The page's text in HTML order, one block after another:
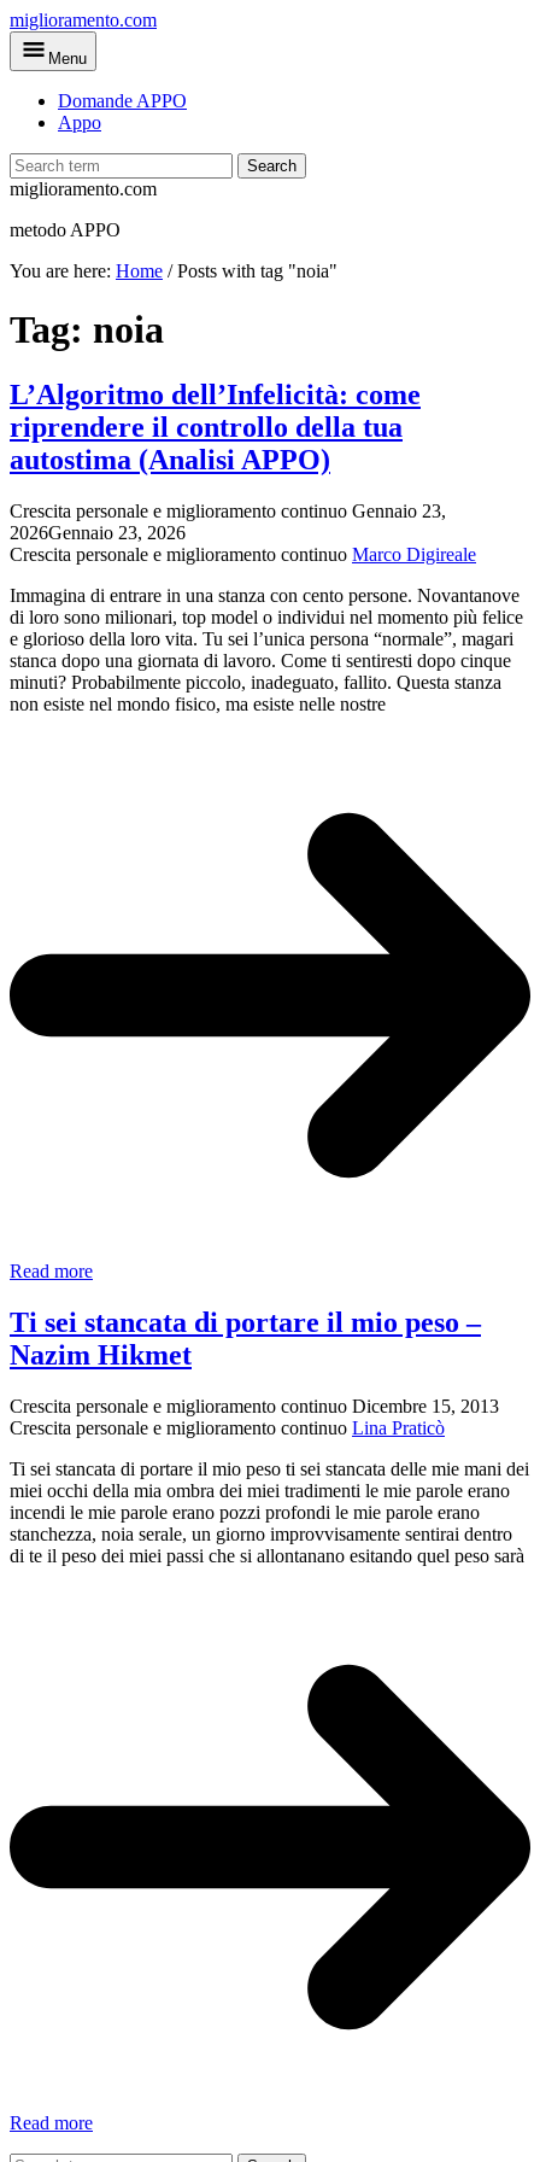
Skip
to
main
miglioramento.com
Menu
Domande APPO
Appo
Search
miglioramento.com
metodo APPO
You are here: Home /Posts with tag "noia"
Tag: noia
L’Algoritmo dell’Infelicità: come
riprendere il controllo della tua
autostima (Analisi APPO)
Crescita personale e miglioramento continuo Gennaio 23,
2026Gennaio 23, 2026
Crescita personale e miglioramento continuo Marco Digireale
Immagina di entrare in una stanza con cento persone. Novantanove
di loro sono milionari, top model o individui nel momento più felice
e glorioso della loro vita. Tu sei l’unica persona “normale”, magari
stanca dopo una giornata di lavoro. Come ti sentiresti dopo cinque
minuti? Probabilmente piccolo, inadeguato, fallito. Questa stanza
non esiste nel mondo fisico, ma esiste nelle nostre
Read moreL’Algoritmo
come
riprendere
della
tua
(Analisi
APPO)
Ti sei stancata di portare il mio peso –
Nazim Hikmet
Crescita personale e miglioramento continuo Dicembre 15, 2013
Crescita personale e miglioramento continuo Lina Praticò
Ti sei stancata di portare il mio peso ti sei stancata delle mie mani dei
miei occhi della mia ombra dei miei tradimenti le mie parole erano
incendi le mie parole erano pozzi profondi le mie parole erano
stanchezza, noia serale, un giorno improvvisamente sentirai dentro
di te il peso dei miei passi che si allontanano esitando quel peso sarà
Read moreTi